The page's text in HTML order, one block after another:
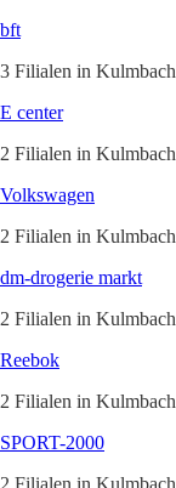
bft
3 Filialen in Kulmbach
E center
2 Filialen in Kulmbach
Volkswagen
2 Filialen in Kulmbach
dm-drogerie markt
2 Filialen in Kulmbach
Reebok
2 Filialen in Kulmbach
SPORT-2000
2 Filialen in Kulmbach